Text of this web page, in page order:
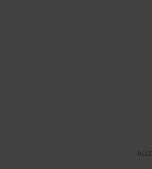
ALLE